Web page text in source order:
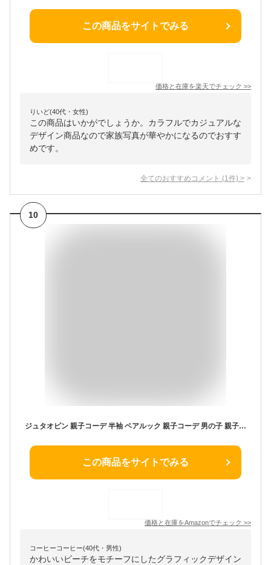
この商品をサイトでみる
価格と在庫を楽天でチェック >>
りいど(40代・女性)
この商品はいかがでしょうか。カラフルでカジュアルな
デザイン商品なので家族写真が華やかになるのでおすす
めです。
全てのおすすめコメント (1 件) >
10
ジュタオピン 親子コーデ 半袖 ペアルック 親子コーデ 男の子 親子 ペアルック tシャツ ペアルックス tシャツ おそろい 子供 お揃い 服 親子おそろい服 夏 お揃い tシャツ 夏 親子ペアルック 赤ちゃん ブランド 親子お揃いコーデ 赤ちゃん ベビー親子お揃い服 ルームウエア 親子ペア 男の子 夏 親子のお揃い 家族コーデ ベビー 赤ちゃん FBA-mka6922-AD-L
この商品をサイトでみる
価格と在庫をAmazonでチェック >>
コーヒーコーヒー(40代・男性)
かわいいビーチをモチーフにしたグラフィックデザイン